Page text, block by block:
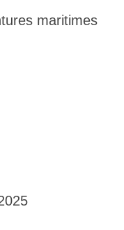
maritimes